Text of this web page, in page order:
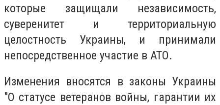
которые защищали независимость,
суверенитет и территориальную
целостность Украины, и принимали
непосредственное участие в АТО.
Изменения вносятся в законы Украины
"О статусе ветеранов войны, гарантии их